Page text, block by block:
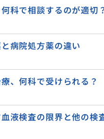
科で相談するのが適切
病院処方薬の違い
、何科で受けられる？
液検査の限界と他の検